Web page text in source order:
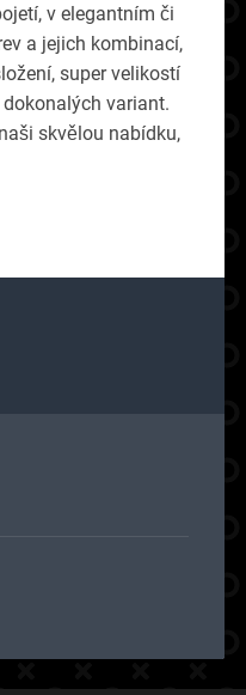
v elegantním či
a jejich kombinací,
super velikostí
variant.
skvělou nabídku,